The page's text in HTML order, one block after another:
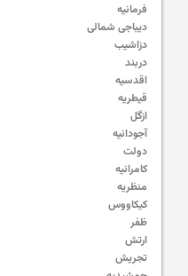
فرمانیه
دیباجی شمالی
دزاشیب
دربند
اقدسیه
قیطریه
ازگل
آجودانیه
دولت
کامرانیه
منظریه
کیکاووس
ظفر
ارتش
تجریش